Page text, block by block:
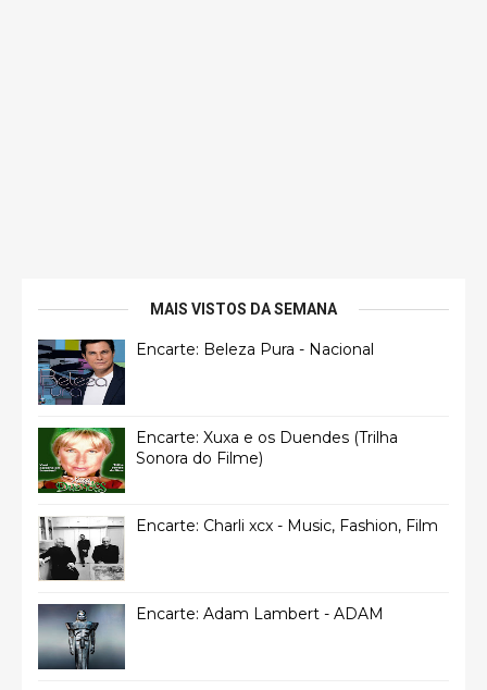
MAIS VISTOS DA SEMANA
Encarte: Beleza Pura - Nacional
Encarte: Xuxa e os Duendes (Trilha
Sonora do Filme)
Encarte: Charli xcx - Music, Fashion, Film
Encarte: Adam Lambert - ADAM